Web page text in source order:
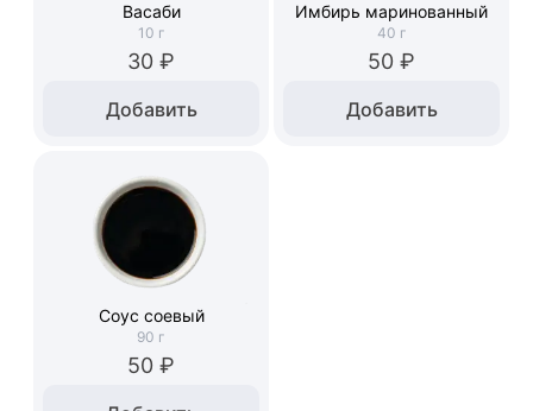
Васаби
10 г
30 ₽
Добавить
Имбирь маринованный
40 г
50 ₽
Добавить
Соус соевый
90 г
50 ₽